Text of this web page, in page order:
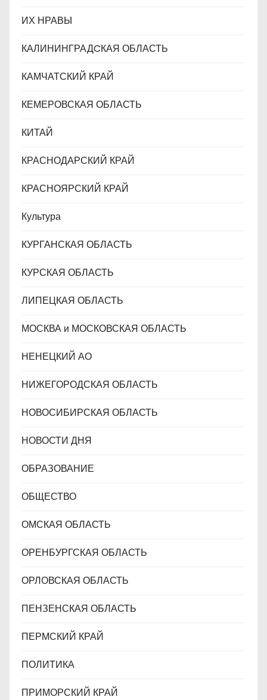
ИХ НРАВЫ
КАЛИНИНГРАДCКАЯ ОБЛАСТЬ
КАМЧАТСКИЙ КРАЙ
КЕМЕРОВСКАЯ ОБЛАСТЬ
КИТАЙ
КРАСНОДАРСКИЙ КРАЙ
КРАСНОЯРСКИЙ КРАЙ
Культура
КУРГАНСКАЯ ОБЛАСТЬ
КУРСКАЯ ОБЛАСТЬ
ЛИПЕЦКАЯ ОБЛАСТЬ
МОСКВА и МОСКОВСКАЯ ОБЛАСТЬ
НЕНЕЦКИЙ АО
НИЖЕГОРОДСКАЯ ОБЛАСТЬ
НОВОСИБИРСКАЯ ОБЛАСТЬ
НОВОСТИ ДНЯ
ОБРАЗОВАНИЕ
ОБЩЕСТВО
ОМСКАЯ ОБЛАСТЬ
ОРЕНБУРГСКАЯ ОБЛАСТЬ
ОРЛОВСКАЯ ОБЛАСТЬ
ПЕНЗЕНСКАЯ ОБЛАСТЬ
ПЕРМСКИЙ КРАЙ
ПОЛИТИКА
ПРИМОРСКИЙ КРАЙ